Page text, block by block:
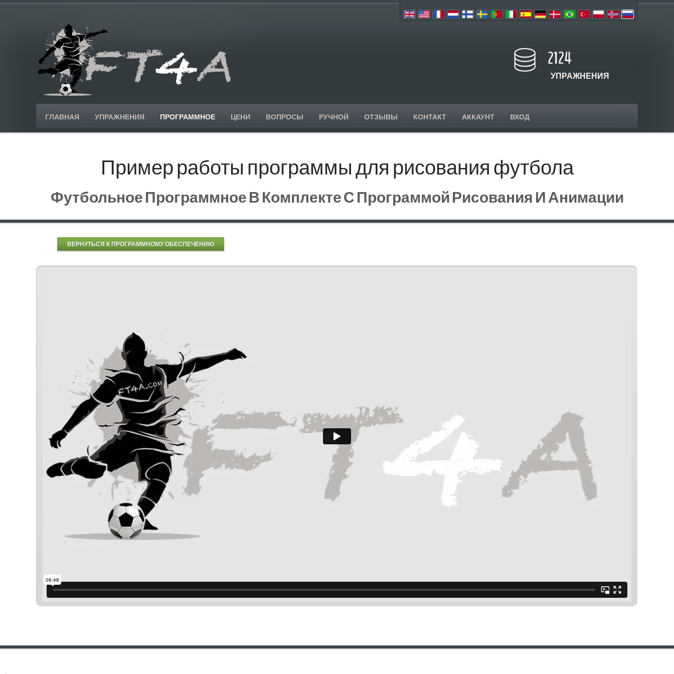
2124
УПРАЖНЕНИЯ
ГЛАВНАЯ УПРАЖНЕНИЯ ПРОГРАММНОЕ ЦЕНИ ВОПРОСЫ РУЧНОЙ ОТЗЫВЫ КОНТАКТ АККАУНТ ВХОД
Пример работы программы для рисования футбола
Футбольное Программное В Комплекте С Программой Рисования И Анимации
ВЕРНУТЬСЯ К ПРОГРАММНОМУ ОБЕСПЕЧЕНИЮ